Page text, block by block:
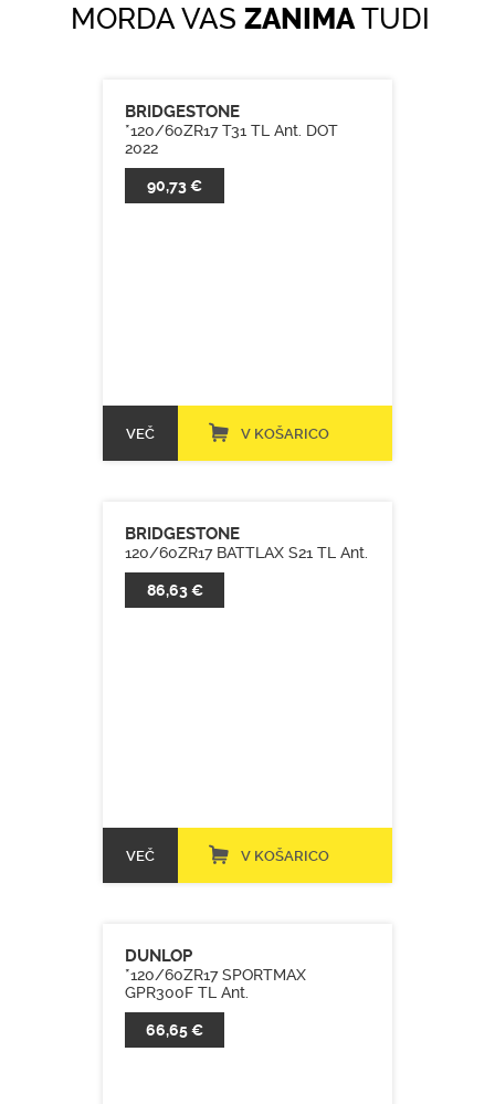
MORDA VAS ZANIMA TUDI
BRIDGESTONE
*120/60ZR17 T31 TL Ant. DOT
2022
90,73 €
VEČ V KOŠARICO
BRIDGESTONE
120/60ZR17 BATTLAX S21 TL Ant.
86,63 €
VEČ V KOŠARICO
DUNLOP
*120/60ZR17 SPORTMAX
GPR300F TL Ant.
66,65 €